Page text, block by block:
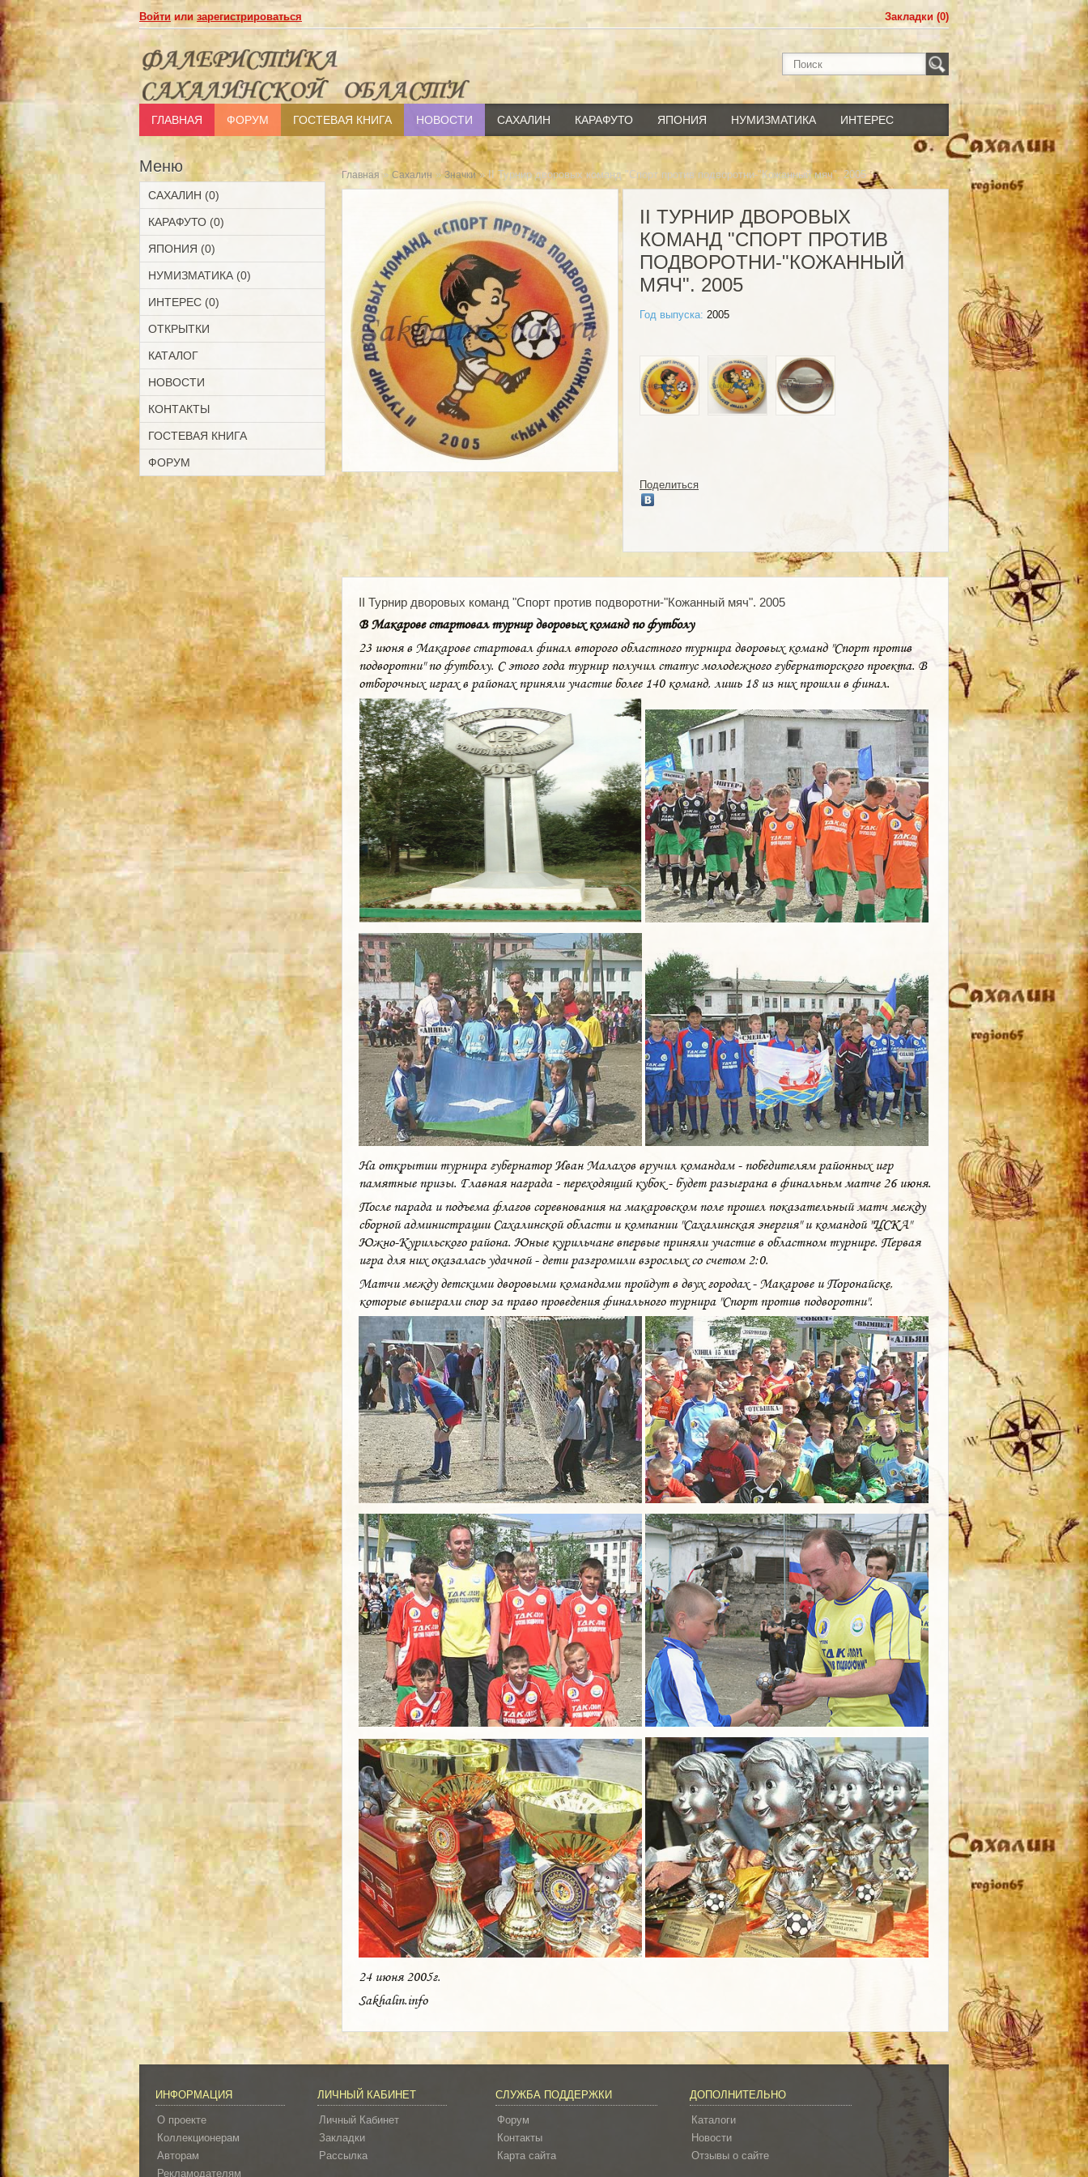
Войти илизарегистрироваться Закладки (0)
ГЛАВНАЯ ФОРУМ ГОСТЕВАЯ КНИГА НОВОСТИ САХАЛИН КАРАФУТО ЯПОНИЯ НУМИЗМАТИКА ИНТЕРЕС
Меню
САХАЛИН (0)
КАРАФУТО (0)
ЯПОНИЯ (0)
НУМИЗМАТИКА (0)
ИНТЕРЕС (0)
ОТКРЫТКИ
КАТАЛОГ
НОВОСТИ
КОНТАКТЫ
ГОСТЕВАЯ КНИГА
ФОРУМ
Главная » Сахалин »Значки» II Турнир дворовых команд "Спорт против подворотни-"Кожанный мяч". 2005
II ТУРНИР ДВОРОВЫХ
КОМАНД "СПОРТ ПРОТИВ
ПОДВОРОТНИ-"КОЖАННЫЙ
МЯЧ". 2005
Год выпуска: 2005
Поделиться
II Турнир дворовых команд "Спорт против подворотни-"Кожанный мяч". 2005
В Макарове стартовал турнир дворовых команд по футболу
23 июня в Макарове стартовал финал второго областного турнира дворовых команд "Спорт против
подворотни" по футболу. С этого года турнир получил статус молодежного губернаторского проекта. В
отборочных играх в районах приняли участие более 140 команд, лишь 18 из них прошли в финал.
На открытии турнира губернатор Иван Малахов вручил командам - победителям районных игр
памятные призы. Главная награда - переходящий кубок - будет разыграна в финальньм матче 26 июня.
После парада и подъема флагов соревнования на макаровском поле прошел показательный матч между
сборной администрации Сахалинской области и компании "Сахалинская энергия" и командой "ЦСКА"
Южно-Курильского района. Юные курильчане впервые приняли участие в областном турнире. Первая
игра для них оказалась удачной - дети разгромили взрослых со счетом 2:0.
Матчи между детскими дворовыми командами пройдут в двух городах - Макарове и Поронайске,
которые выиграли спор за право проведения финального турнира "Спорт против подворотни".
24 июня 2005г.
Sakhalin.info
ИНФОРМАЦИЯ
О проекте
Коллекционерам
Авторам
Рекламодателям
ЛИЧНЫЙ КАБИНЕТ
Личный Кабинет
Закладки
Рассылка
СЛУЖБА ПОДДЕРЖКИ
Форум
Контакты
Карта сайта
ДОПОЛНИТЕЛЬНО
Каталоги
Новости
Отзывы о сайте